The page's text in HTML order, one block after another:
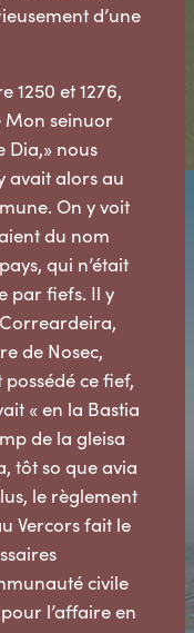
d’une
1250 et 1276,
Mon seinuor
Dia,» nous
avait alors au
On y voit
du nom
qui n’était
par fiefs. Il y
de Nosec,
ce fief,
« en la Bastia
de la gleisa
tôt so que avia
le règlement
Vercors fait le
civile
l’affaire en